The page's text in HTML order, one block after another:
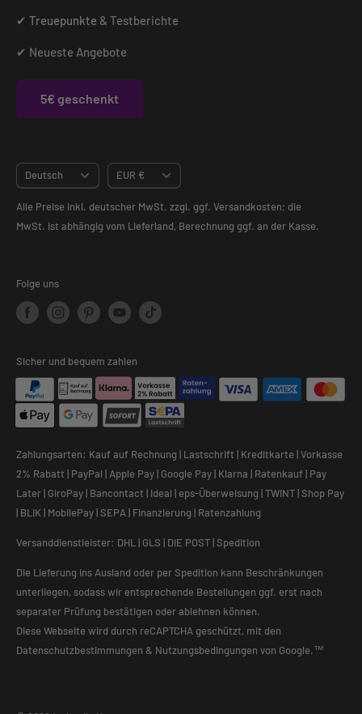
✔ Treuepunkte & Testberichte
✔ Neueste Angebote
5€ geschenkt
Sprache
Deutsch
Translation
missing:
de.footer.general.currency
EUR €
Alle Preise inkl. deutscher MwSt. zzgl. ggf. Versandkosten; die
MwSt. ist abhängig vom Lieferland, Berechnung ggf. an der Kasse.
Folge uns
Sicher und bequem zahlen
Zahlungsarten: Kauf auf Rechnung | Lastschrift | Kreditkarte | Vorkasse
2% Rabatt | PayPal | Apple Pay | Google Pay | Klarna | Ratenkauf | Pay
Later | GiroPay | Bancontact | Ideal | eps-Überweisung | TWINT | Shop Pay
| BLIK | MobilePay | SEPA | Finanzierung | Ratenzahlung
Versanddienstleister: DHL | GLS | DIE POST | Spedition
Die Lieferung ins Ausland oder per Spedition kann Beschränkungen
unterliegen, sodass wir entsprechende Bestellungen ggf. erst nach
separater Prüfung bestätigen oder ablehnen können.
Diese Webseite wird durch reCAPTCHA geschützt, mit den
Datenschutzbestimmungen & Nutzungsbedingungen von Google.™